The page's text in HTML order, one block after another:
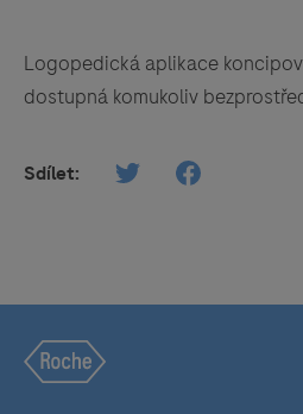
Logopedická aplikace
dostupná komukoliv
Sdílet: